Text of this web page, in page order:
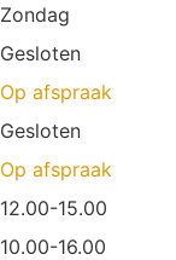
Zondag
Gesloten
Op afspraak
Gesloten
Op afspraak
12.00-15.00
10.00-16.00